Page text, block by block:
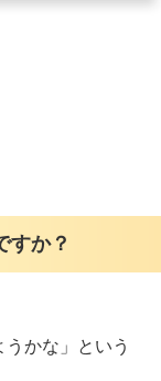
すか？
かな」という